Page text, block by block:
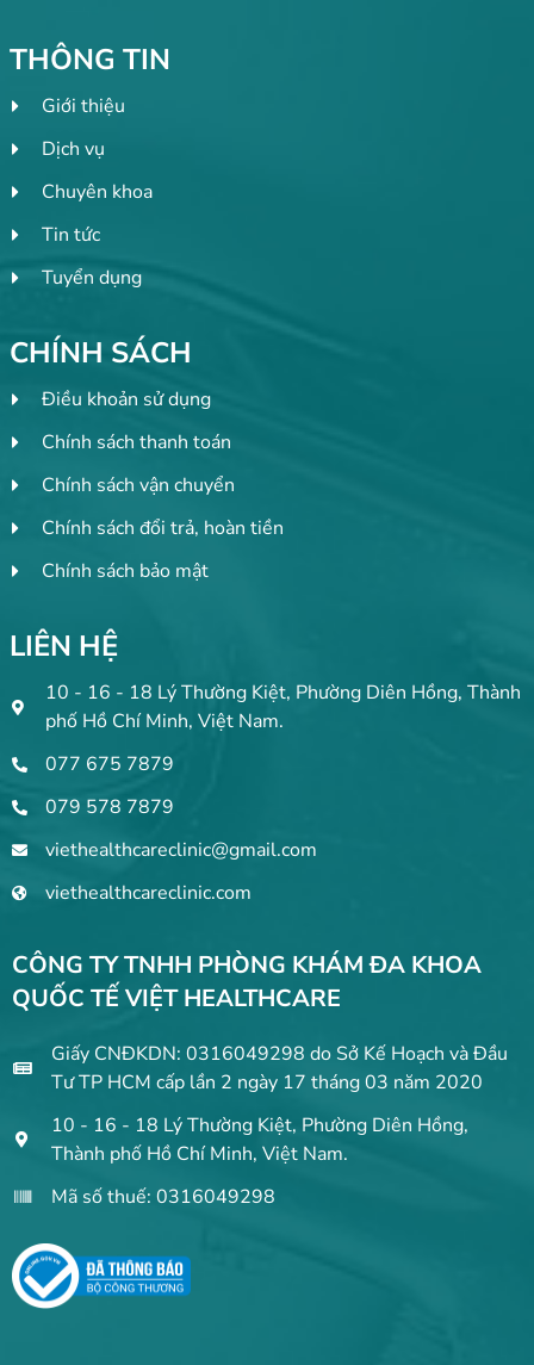
THÔNG TIN
Giới thiệu
Dịch vụ
Chuyên khoa
Tin tức
Tuyển dụng
CHÍNH SÁCH
Điều khoản sử dụng
Chính sách thanh toán
Chính sách vận chuyển
Chính sách đổi trả, hoàn tiền
Chính sách bảo mật
LIÊN HỆ
10 - 16 - 18 Lý Thường Kiệt, Phường Diên Hồng, Thành
phố Hồ Chí Minh, Việt Nam.
077 675 7879
079 578 7879
viethealthcareclinic@gmail.com
viethealthcareclinic.com
CÔNG TY TNHH PHÒNG KHÁM ĐA KHOA
QUỐC TẾ VIỆT HEALTHCARE
Giấy CNĐKDN: 0316049298 do Sở Kế Hoạch và Đầu
Tư TP HCM cấp lần 2 ngày 17 tháng 03 năm 2020
10 - 16 - 18 Lý Thường Kiệt, Phường Diên Hồng,
Thành phố Hồ Chí Minh, Việt Nam.
Mã số thuế: 0316049298